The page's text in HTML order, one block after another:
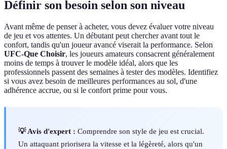
Définir son besoin selon son niveau
Avant même de penser à acheter, vous devez évaluer votre niveau
de jeu et vos attentes. Un débutant peut chercher avant tout le
confort, tandis qu'un joueur avancé viserait la performance. Selon
UFC-Que Choisir, les joueurs amateurs consacrent généralement
moins de temps à trouver le modèle idéal, alors que les
professionnels passent des semaines à tester des modèles. Identifiez
si vous avez besoin de meilleures performances au sol, d'une
adhérence accrue, ou si le confort prime pour vous.
💡 Avis d'expert : Comprendre son style de jeu est crucial.
Un attaquant priorisera la vitesse et la légèreté, alors qu'un